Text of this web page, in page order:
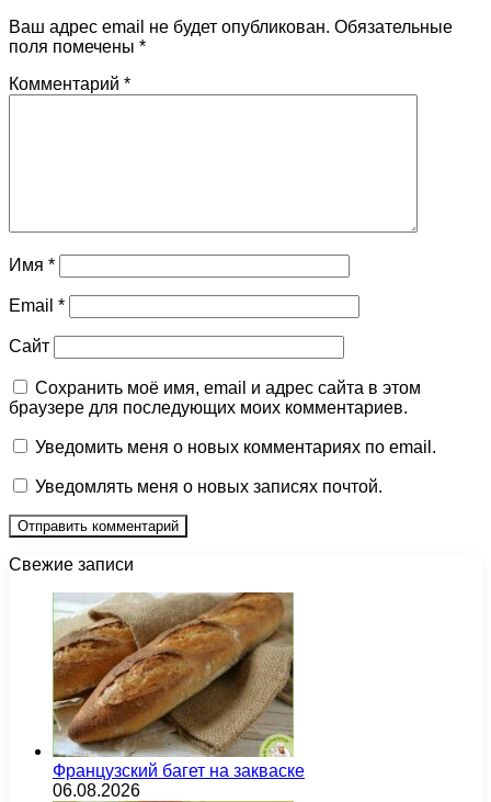
Ваш адрес email не будет опубликован. Обязательные
поля помечены *
Комментарий *
Имя *
Email *
Сайт
Сохранить моё имя, email и адрес сайта в этом
браузере для последующих моих комментариев.
Уведомить меня о новых комментариях по email.
Уведомлять меня о новых записях почтой.
Свежие записи
Французский багет на закваске
06.08.2026